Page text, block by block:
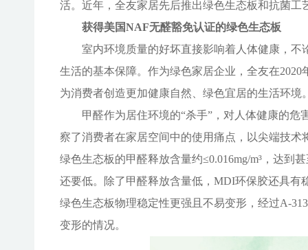
活。近年，全友家居先后推出绿色生态板和抗菌
获得美国NAF无醛豁免认证的绿色生态板
室内环境质量的好坏直接影响着人体健康，
生活的基本保障。作为绿色家居企业，全友在2020
为消费者创造更加健康自然、绿色宜居的生活环境
甲醛作为居住环境的“杀手”，对人体健康的危
察了消费者在家居空间中的使用痛点，以尖端技
绿色生态板的甲醛释放含量约≤0.016mg/m³，达到
还要低。除了甲醛释放含量低，MDI环保胶还具
绿色生态板物理稳定性更强且不易变形，经过A-
变形的情况。